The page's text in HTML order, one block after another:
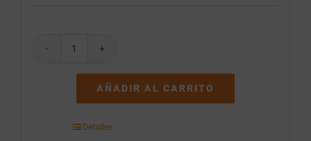
Puleva
entera
L
AÑADIR AL CARRITO
Detalles